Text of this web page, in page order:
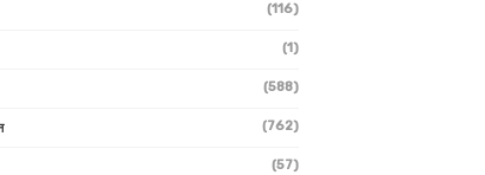
(116)
(1)
(588)
(762)
(57)